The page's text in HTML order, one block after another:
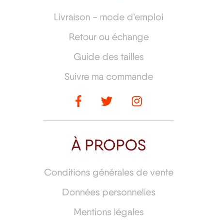
Livraison - mode d'emploi
Retour ou échange
Guide des tailles
Suivre ma commande
À PROPOS
Conditions générales de vente
Données personnelles
Mentions légales